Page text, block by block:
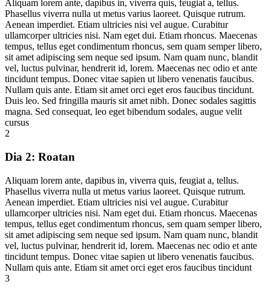
Aliquam lorem ante, dapibus in, viverra quis, feugiat a, tellus.
Phasellus viverra nulla ut metus varius laoreet. Quisque rutrum.
Aenean imperdiet. Etiam ultricies nisi vel augue. Curabitur
ullamcorper ultricies nisi. Nam eget dui. Etiam rhoncus. Maecenas
tempus, tellus eget condimentum rhoncus, sem quam semper libero,
sit amet adipiscing sem neque sed ipsum. Nam quam nunc, blandit
vel, luctus pulvinar, hendrerit id, lorem. Maecenas nec odio et ante
tincidunt tempus. Donec vitae sapien ut libero venenatis faucibus.
Nullam quis ante. Etiam sit amet orci eget eros faucibus tincidunt.
Duis leo. Sed fringilla mauris sit amet nibh. Donec sodales sagittis
magna. Sed consequat, leo eget bibendum sodales, augue velit
cursus
2
Dia 2: Roatan
Aliquam lorem ante, dapibus in, viverra quis, feugiat a, tellus.
Phasellus viverra nulla ut metus varius laoreet. Quisque rutrum.
Aenean imperdiet. Etiam ultricies nisi vel augue. Curabitur
ullamcorper ultricies nisi. Nam eget dui. Etiam rhoncus. Maecenas
tempus, tellus eget condimentum rhoncus, sem quam semper libero,
sit amet adipiscing sem neque sed ipsum. Nam quam nunc, blandit
vel, luctus pulvinar, hendrerit id, lorem. Maecenas nec odio et ante
tincidunt tempus. Donec vitae sapien ut libero venenatis faucibus.
Nullam quis ante. Etiam sit amet orci eget eros faucibus tincidunt
3